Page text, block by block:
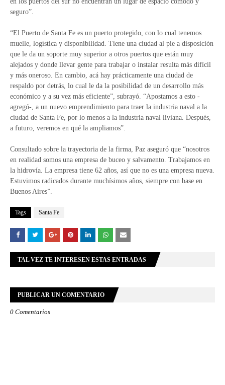
seguro”.
“El Puerto de Santa Fe es un puerto protegido, con lo cual tenemos
muelle, logística y disponibilidad. Tiene una ciudad al pie a disposición
que le da un soporte muy superior a otros puertos que están muy
alejados y donde llevar gente para trabajar o instalar resulta más difícil
y más oneroso. En cambio, acá hay prácticamente una ciudad de
respaldo por detrás, lo cual le da la posibilidad de un desarrollo más
económico y a su vez más eficiente”, subrayó. “Apostamos a esto -
agregó-, a un nuevo emprendimiento para traer la industria naval a la
ciudad de Santa Fe, por lo menos a la industria naval liviana. Después,
a futuro, veremos en qué la ampliamos”.
Consultado sobre la trayectoria de la firma, Paz aseguró que “nosotros
en realidad somos una empresa de buceo y salvamento. Trabajamos en
la hidrovía. La empresa tiene 62 años, así que no es una empresa nueva.
Estuvimos radicados durante muchísimos años, siempre con base en
Buenos Aires”.
Tags Santa Fe
TAL VEZ TE INTERESEN ESTAS ENTRADAS
PUBLICAR UN COMENTARIO
0 Comentarios